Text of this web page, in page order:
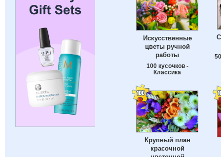
Искусственные
цветы ручной
работы
100 кусочков -
Классика
Крупный план
красочной